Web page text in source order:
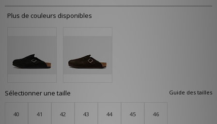
Plus de couleurs disponibles
Guide des tailles
Sélectionner une taille
40 41 42 43 44 45 46